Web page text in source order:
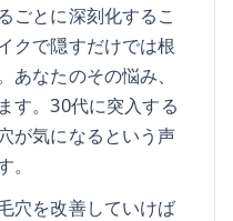
ごとに深刻化するこ
クで隠すだけでは根
なたのその悩み、
す。30代に突入する
が気になるという声
穴を改善していけば